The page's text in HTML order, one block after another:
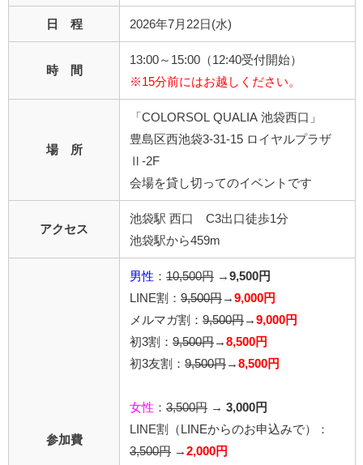
日 程 2026年7月22日(水)
時 間
13:00～15:00（12:40受付開始）
※15分前にはお越しください。
場 所
「COLORSOL QUALIA 池袋西口」
豊島区西池袋3-31-15 ロイヤルプラザ
Ⅱ-2F
会場を貸し切ってのイベントです
アクセス
池袋駅 西口 C3出口徒歩1分
池袋駅から459m
参加費
男性 ： 10,500円 → 9,500円
LINE割： 9,500円 → 9,000円
メルマガ割： 9,500円 → 9,000円
初3割： 9,500円 → 8,500円
初3友割： 9,500円 → 8,500円
女性 ： 3,500円 → 3,000円
LINE割
（LINEからのお申込みで）
：
3,500円 → 2,000円